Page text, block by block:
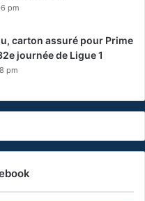
pm
carton assuré pour Prime
journée de Ligue 1
pm